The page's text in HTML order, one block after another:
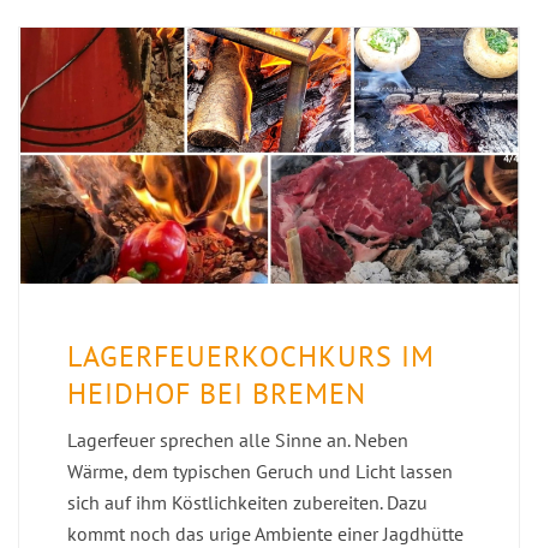
LAGERFEUERKOCHKURS IM
HEIDHOF BEI BREMEN
Lagerfeuer sprechen alle Sinne an. Neben
Wärme, dem typischen Geruch und Licht lassen
sich auf ihm Köstlichkeiten zubereiten. Dazu
kommt noch das urige Ambiente einer Jagdhütte